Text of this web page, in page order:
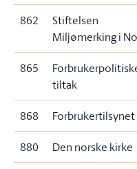
862
Stiftelsen
Miljømerking i
865
tiltak
868 Forbrukertilsynet
880 Den norske kirke